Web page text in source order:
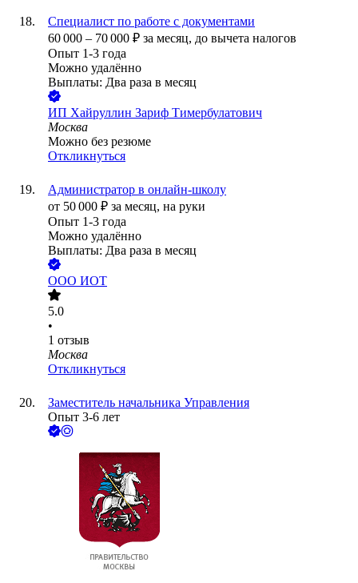
Специалист по работе с документами
60 000 – 70 000 ₽ за месяц, до вычета налогов
Опыт 1-3 года
Можно удалённо
Выплаты: Два раза в месяц
ИП Хайруллин Зариф Тимербулатович
Москва
Можно без резюме
Откликнуться
Администратор в онлайн-школу
от 50 000 ₽ за месяц, на руки
Опыт 1-3 года
Можно удалённо
Выплаты: Два раза в месяц
ООО ИОТ
5.0
•
1 отзыв
Москва
Откликнуться
Заместитель начальника Управления
Опыт 3-6 лет